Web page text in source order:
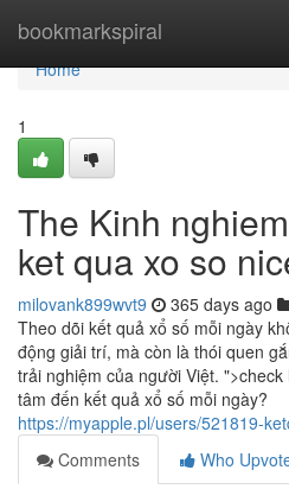
bookmarkspiral
Home
Home
1
The Kinh
ket qua xo so
milovank899wvt9 365 days ago
Theo dõi kết quả xổ số mỗi ngày
động giải trí, mà còn là thói quen
trải nghiệm của người Việt.
tâm đến kết quả xổ số mỗi ngày?
https://myapple.pl/users/521819-
Comments
Who